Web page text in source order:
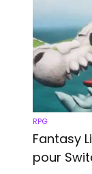
RPG
Fantasy
pour